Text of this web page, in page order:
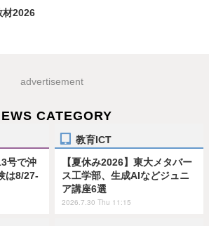
材2026
advertisement
CATEGORY
号で沖
は8/27-
教育ICT
【夏休み2026】東大メタバー
ス工学部、生成AIなどジュニ
ア講座6選
2026.7.30 Thu 11:15